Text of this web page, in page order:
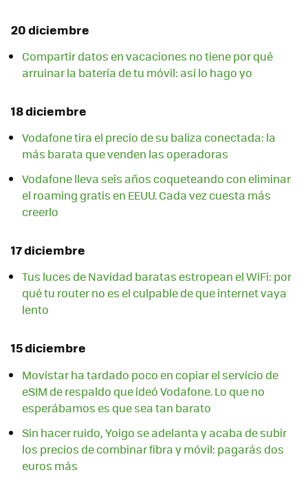
20 diciembre
Compartir datos en vacaciones no tiene por qué
arruinar la batería de tu móvil: así lo hago yo
18 diciembre
Vodafone tira el precio de su baliza conectada: la
más barata que venden las operadoras
Vodafone lleva seis años coqueteando con eliminar
el roaming gratis en EEUU. Cada vez cuesta más
creerlo
17 diciembre
Tus luces de Navidad baratas estropean el WiFi: por
qué tu router no es el culpable de que internet vaya
lento
15 diciembre
Movistar ha tardado poco en copiar el servicio de
eSIM de respaldo que ideó Vodafone. Lo que no
esperábamos es que sea tan barato
Sin hacer ruido, Yoigo se adelanta y acaba de subir
los precios de combinar fibra y móvil: pagarás dos
euros más